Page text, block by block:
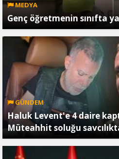
MEDYA
Genç öğretmenin sınıfta
GÜNDEM
Haluk Levent'e 4 daire
Müteahhit soluğu